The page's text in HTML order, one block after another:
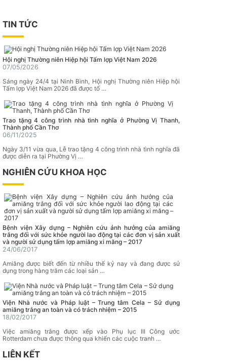
TIN TỨC
Hội nghị Thường niên Hiệp hội Tấm lợp Việt Nam 2026
07/05/2026
Sáng ngày 24/4 tại Ninh Bình, Hội nghị Thường niên Hiệp hội
Tấm lợp Việt Nam 2026 đã được tổ …
Trao tặng 4 công trình nhà tình nghĩa ở Phường Vị Thanh,
Thành phố Cần Thơ
06/11/2025
Ngày 3/11 vừa qua, Lễ trao tặng 4 công trình nhà tình nghĩa đã
được diễn ra tại Phường Vị …
NGHIÊN CỨU KHOA HỌC
Bệnh viện Xây dựng – Nghiên cứu ảnh hưởng của amiăng
trắng đối với sức khỏe người lao động tại các đơn vị sản xuất
và người sử dụng tấm lợp amiăng xi măng – 2017
24/06/2017
Amiăng được biết đến từ nhiều thế kỷ nay và đang được sử
dụng trong hàng trăm các loại sản …
Viện Nhà nước và Pháp luật – Trung tâm Cela – Sử dụng
amiăng trắng an toàn và có trách nhiệm – 2015
18/02/2017
Việc amiăng trắng được xếp vào Phụ lục III Công ước
Rotterdam chưa được thông qua khiến các cuộc tranh …
LIÊN KẾT